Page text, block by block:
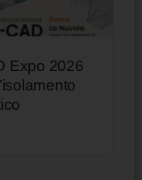
Expo 2026